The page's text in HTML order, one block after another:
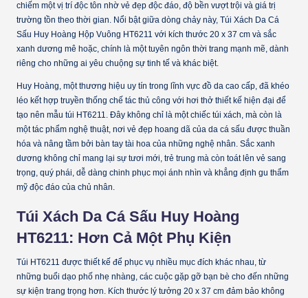
chiếm một vị trí độc tôn nhờ vẻ đẹp độc đáo, độ bền vượt trội và giá trị
trường tồn theo thời gian. Nổi bật giữa dòng chảy này, Túi Xách Da Cá
Sấu Huy Hoàng Hộp Vuông HT6211 với kích thước 20 x 37 cm và sắc
xanh dương mê hoặc, chính là một tuyên ngôn thời trang mạnh mẽ, dành
riêng cho những ai yêu chuộng sự tinh tế và khác biệt.
Huy Hoàng, một thương hiệu uy tín trong lĩnh vực đồ da cao cấp, đã khéo
léo kết hợp truyền thống chế tác thủ công với hơi thở thiết kế hiện đại để
tạo nên mẫu túi HT6211. Đây không chỉ là một chiếc túi xách, mà còn là
một tác phẩm nghệ thuật, nơi vẻ đẹp hoang dã của da cá sấu được thuần
hóa và nâng tầm bởi bàn tay tài hoa của những nghệ nhân. Sắc xanh
dương không chỉ mang lại sự tươi mới, trẻ trung mà còn toát lên vẻ sang
trọng, quý phái, dễ dàng chinh phục mọi ánh nhìn và khẳng định gu thẩm
mỹ độc đáo của chủ nhân.
Túi Xách Da Cá Sấu Huy Hoàng
HT6211: Hơn Cả Một Phụ Kiện
Túi HT6211 được thiết kế để phục vụ nhiều mục đích khác nhau, từ
những buổi dạo phố nhẹ nhàng, các cuộc gặp gỡ bạn bè cho đến những
sự kiện trang trọng hơn. Kích thước lý tưởng 20 x 37 cm đảm bảo không